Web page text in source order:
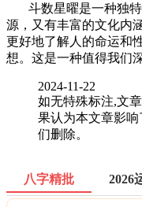
斗数星曜是一种独特
源，又有丰富的文化内
更好地了解人的命运和
想。这是一种值得我们
2024-11-22
如无特殊标注,文
果认为本文章影
们删除。
八字精批 2026